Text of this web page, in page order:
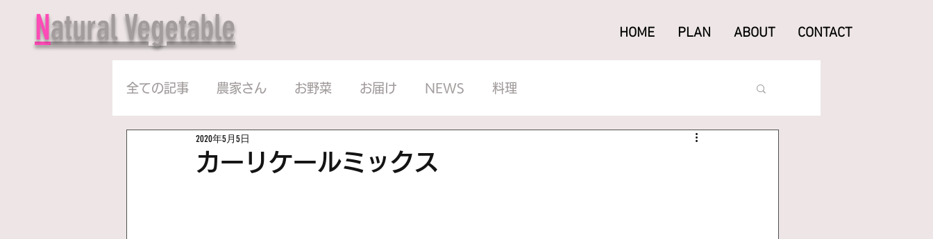
Natural Vegetable HOME PLAN ABOUT CONTACT
全ての記事 農家さん お野菜 お届け NEWS 料理
カーリケールミックス
2020年5月5日